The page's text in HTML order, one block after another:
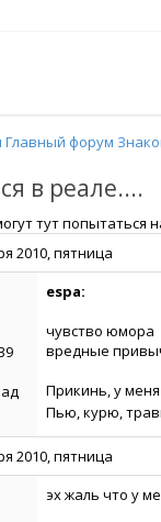
Главный форум
в реале....
тут попытаться
2010, пятница
espa:
чувство юмора
вредные
Прикинь, у меня
Пью, курю,
2010, пятница
эх жаль что у